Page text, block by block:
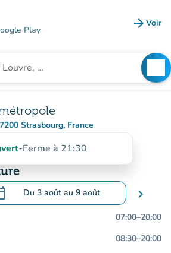
Play arrow_forward Voir
Strasbourg, France
dans Google Maps)
onglet)
-Ferme à 21:30
Du 3 aoûtau 9 août
le calendrier pour changer de
chevron_right
07:00–20:00
08:30–20:00